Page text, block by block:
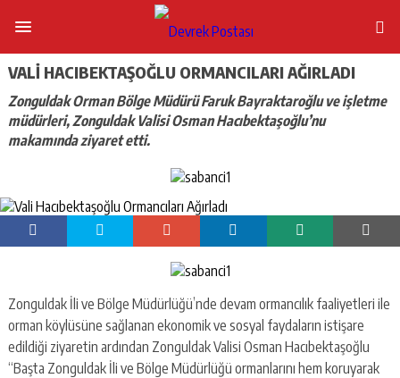
VALI HACIBEKTAŞOĞLU ORMANCILARI AĞIRLADI
Zonguldak Orman Bölge Müdürü Faruk Bayraktaroğlu ve işletme
müdürleri, Zonguldak Valisi Osman Hacıbektaşoğlu’nu
makamında ziyaret etti.
Zonguldak İli ve Bölge Müdürlüğü’nde devam ormancılık faaliyetleri ile
orman köylüsüne sağlanan ekonomik ve sosyal faydaların istişare
edildiği ziyaretin ardından Zonguldak Valisi Osman Hacıbektaşoğlu
“Başta Zonguldak İli ve Bölge Müdürlüğü ormanlarını hem koruyarak